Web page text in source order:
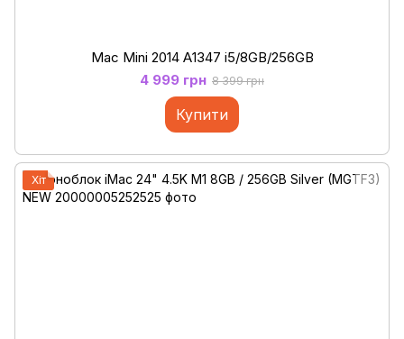
Mac Mini 2014 А1347 i5/8GB/256GB
4 999 грн 8 399 грн
Купити
Хіт